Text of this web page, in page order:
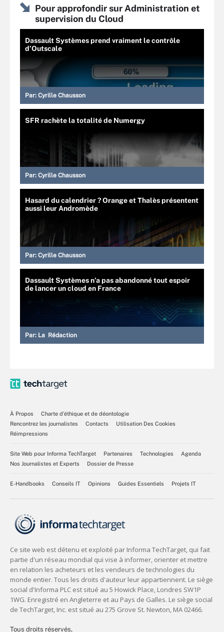
Pour approfondir sur Administration et
supervision du Cloud
Dassault Systèmes prend vraiment le contrôle
d’Outscale
Par: Cyrille Chausson
SFR rachète la totalité de Numergy
Par: Cyrille Chausson
Hasard du calendrier ? Orange et Thalès présentent
aussi leur Andromède
Par: Cyrille Chausson
Dassault Systèmes n’a pas abandonné tout espoir
de lancer un cloud en France
Par: La Rédaction
À Propos
Charte d’éthique et de déontologie
Rencontrez les journalistes
Contacts
Utilisation Des Cookies
Réimpressions
Site Web pour Informa TechTarget Partenaires Technologies
Agenda
Nos Journalistes et Experts
Dossier de Presse
E-Handbooks Conseils IT Opinions Guides Essentiels Projets IT
Tous droits réservés,